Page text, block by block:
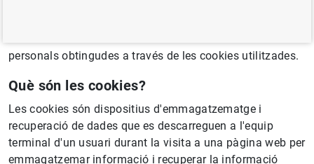
personals obtingudes a través de les cookies utilitzades.
Què són les cookies?
Les cookies són dispositius d'emmagatzematge i
recuperació de dades que es descarreguen a l'equip
terminal d'un usuari durant la visita a una pàgina web per
emmagatzemar informació i recuperar la informació